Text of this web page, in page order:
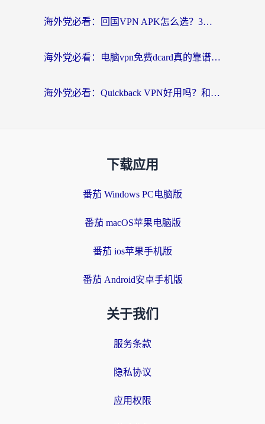
海外党必看：回国VPN APK怎么选？3步教你无缝刷国内剧玩国服
海外党必看：电脑vpn免费dcard真的靠谱吗？教你选对回国加速器无缝访问国内资源
海外党必看：Quickback VPN好用吗？和小黑牛VPN对比哪个回国效果更好？附真实体验+避坑指南
下载应用
番茄 Windows PC电脑版
番茄 macOS苹果电脑版
番茄 ios苹果手机版
番茄 Android安卓手机版
关于我们
服务条款
隐私协议
应用权限